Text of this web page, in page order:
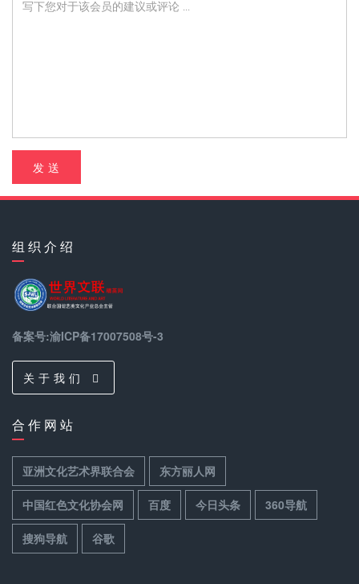
发 送
组 织 介 绍
备案号:渝ICP备17007508号-3
关 于 我 们
合 作 网 站
亚洲文化艺术界联合会 东方丽人网
中国红色文化协会网 百度 今日头条 360导航
搜狗导航 谷歌